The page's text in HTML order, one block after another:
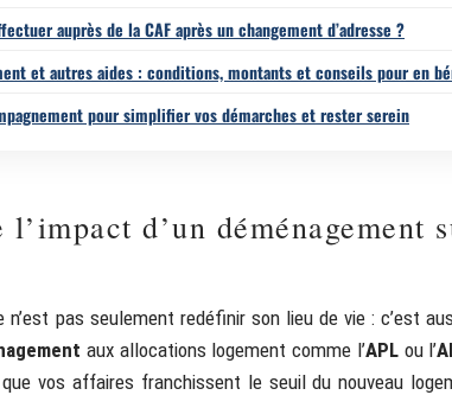
auprès de la CAF après un changement d’adresse ?
et autres aides : conditions, montants et conseils pour en
pour simplifier vos démarches et rester serein
l’impact d’un déménagement
n’est pas seulement redéfinir son lieu de vie : c’est
aux allocations logement comme l’APLou l’
vos affaires franchissent le seuil du nouveau